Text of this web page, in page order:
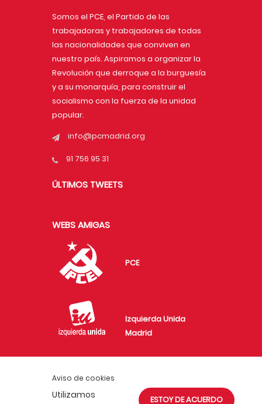
Aviso de cookies
ESTOY DE ACUERDO
Utilizamos
Somos el PCE, el Partido de las
trabajadoras y trabajadores de todas
las nacionalidades que conviven en
nuestro país. Aspiramos a organizar la
Revolución que derroque a la burguesía
y a su monarquía, para construir el
socialismo con la fuerza de la unidad
popular.
info@pcmadrid.org
91 756 95 31
ÚLTIMOS TWEETS
WEBS AMIGAS
PCE
Izquierda Unida
Madrid
Juventud Comunista